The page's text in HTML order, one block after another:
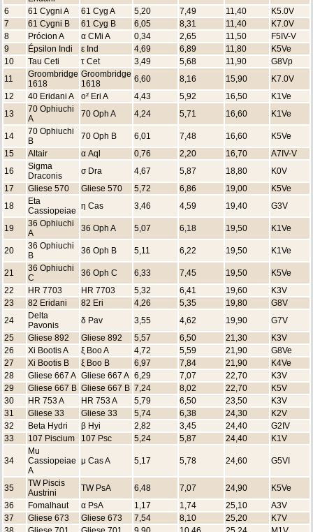
6
61 Cygni A 61 Cyg A 5,20 7,49 11,40
K5.0V
7
61 Cygni B 61 Cyg B 6,05 8,31 11,40
K7.0V
8
Prócion A α CMi A 0,34 2,65 11,50
F5IV-V
9
Épsilon Indi ε Ind 4,69 6,89 11,80
K5Ve
10
Tau Ceti τ Cet 3,49 5,68 11,90
G8Vp
11
Groombridge
1618
Groombridge
1618
6,60 8,16 15,90
K7.0V
12
40 Eridani A ο² Eri A 4,43 5,92 16,50
K1Ve
13
70 Ophiuchi
A
70 Oph A 4,24 5,71 16,60 K1Ve
14
70 Ophiuchi
B
70 Oph B 6,01 7,48 16,60
K5Ve
15
Altair α Aql 0,76 2,20 16,70
A7IV-V
16
Sigma
Draconis
σ Dra 4,67 5,87 18,80
K0V
17
Gliese 570 Gliese 570 5,72 6,86 19,00
K5Ve
18
Eta
Cassiopeiae η Cas 3,46 4,59 19,40 G3V
19
36 Ophiuchi
A
36 Oph A 5,07 6,18 19,50 K1Ve
20
36 Ophiuchi
B
36 Oph B 5,11 6,22 19,50 K1Ve
21
36 Ophiuchi
C
36 Oph C 6,33 7,45 19,50
K5Ve
22
HR 7703 HR 7703 5,32 6,41 19,60
K3V
23
82 Eridani 82 Eri 4,26 5,35 19,80
G8V
24
Delta
Pavonis
δ Pav 3,55 4,62 19,90
G7V
25
Gliese 892 Gliese 892 5,57 6,50 21,30
K3V
26
Xi Bootis A ξ Boo A 4,72 5,59 21,90
G8Ve
27
Xi Bootis B ξ Boo B 6,97 7,84 21,90
K4Ve
28
Gliese 667 A Gliese 667 A 6,29 7,07 22,70
K3V
29
Gliese 667 B Gliese 667 B 7,24 8,02 22,70
K5V
30
HR 753 A HR 753 A 5,79 6,50 23,50
K3V
31
Gliese 33 Gliese 33 5,74 6,38 24,30
K2V
32
Beta Hydri β Hyi 2,82 3,45 24,40
G2IV
33
107 Piscium 107 Psc 5,24 5,87 24,40 K1V
34
Mu
Cassiopeiae
A
μ Cas A 5,17 5,78 24,60 G5VI
35
TW Piscis
Austrini
TW PsA 6,48 7,07 24,90
K5Ve
36
Fomalhaut α PsA 1,17 1,74 25,10
A3V
37
Gliese 673 Gliese 673 7,54 8,10 25,20
K7V